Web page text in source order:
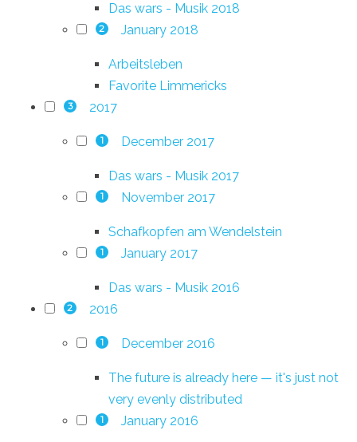
Das wars - Musik 2018
2 January 2018
Arbeitsleben
Favorite Limmericks
3 2017
1 December 2017
Das wars - Musik 2017
1 November 2017
Schafkopfen am Wendelstein
1 January 2017
Das wars - Musik 2016
2 2016
1 December 2016
The future is already here — it's just not
very evenly distributed
1 January 2016